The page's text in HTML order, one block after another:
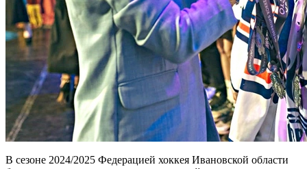
В сезоне 2024/2025 Федерацией хоккея Ивановской области